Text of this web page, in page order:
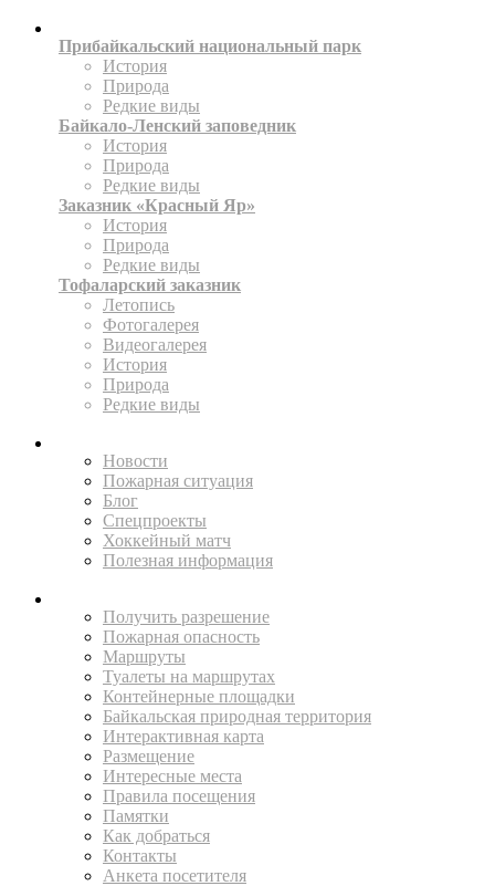
Прибайкальский национальный парк
История
Природа
Редкие виды
Байкало-Ленский заповедник
История
Природа
Редкие виды
Заказник «Красный Яр»
История
Природа
Редкие виды
Тофаларский заказник
Летопись
Фотогалерея
Видеогалерея
История
Природа
Редкие виды
Новости
Пожарная ситуация
Блог
Спецпроекты
Хоккейный матч
Полезная информация
Получить разрешение
Пожарная опасность
Маршруты
Туалеты на маршрутах
Контейнерные площадки
Байкальская природная территория
Интерактивная карта
Размещение
Интересные места
Правила посещения
Памятки
Как добраться
Контакты
Анкета посетителя